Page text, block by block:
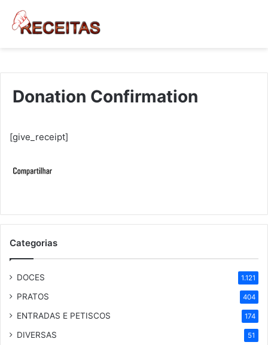
Donation Confirmation
[give_receipt]
Categorias
DOCES 1.121
PRATOS 404
ENTRADAS E PETISCOS 174
DIVERSAS 51